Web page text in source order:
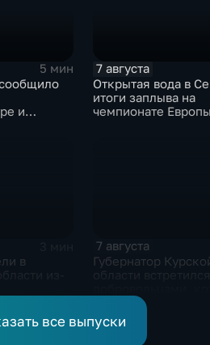
5 мин
и
7 августа
Открытая вода в
итоги заплыва на
чемпионате Европы
в
7 августа
Губернатор
помогали
от вторжения ВСУ
жителям
все выпуски